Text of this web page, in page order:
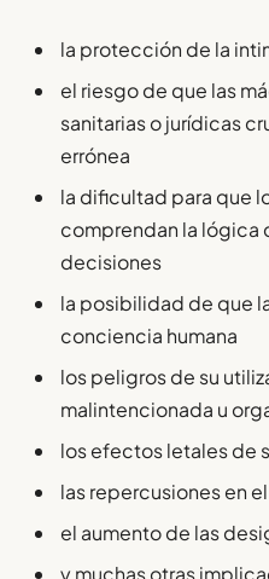
la protección de la
el riesgo de que las
sanitarias o jurídicas
errónea
la dificultad para que
comprendan la lógica
decisiones
la posibilidad de que
conciencia humana
los peligros de su
malintencionada u
los efectos letales de
las repercusiones en
el aumento de las
y muchas otras